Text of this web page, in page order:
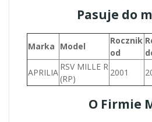
Pasuje do
Marka Model
Rocznik
od
APRILIA
RSV MILLE R
(RP)
2001
O Firmie